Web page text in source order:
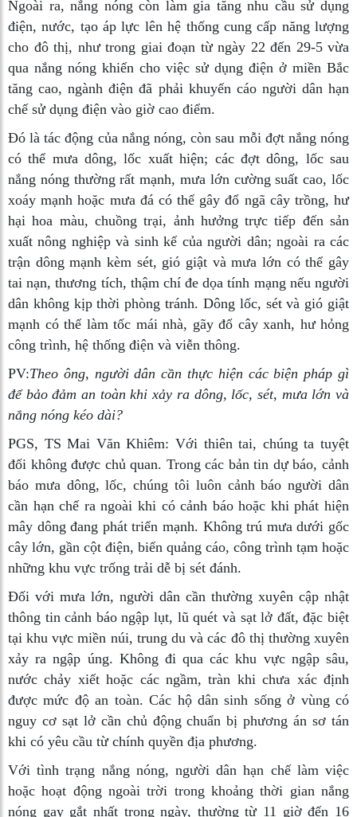
Ngoài ra, nắng nóng còn làm gia tăng nhu cầu sử dụng
điện, nước, tạo áp lực lên hệ thống cung cấp năng lượng
cho đô thị, như trong giai đoạn từ ngày 22 đến 29-5 vừa
qua nắng nóng khiến cho việc sử dụng điện ở miền Bắc
tăng cao, ngành điện đã phải khuyến cáo người dân hạn
chế sử dụng điện vào giờ cao điểm.
Đó là tác động của nắng nóng, còn sau mỗi đợt nắng nóng
có thể mưa dông, lốc xuất hiện; các đợt dông, lốc sau
nắng nóng thường rất mạnh, mưa lớn cường suất cao, lốc
xoáy mạnh hoặc mưa đá có thể gây đổ ngã cây trồng, hư
hại hoa màu, chuồng trại, ảnh hưởng trực tiếp đến sản
xuất nông nghiệp và sinh kế của người dân; ngoài ra các
trận dông mạnh kèm sét, gió giật và mưa lớn có thể gây
tai nạn, thương tích, thậm chí đe dọa tính mạng nếu người
dân không kịp thời phòng tránh. Dông lốc, sét và gió giật
mạnh có thể làm tốc mái nhà, gãy đổ cây xanh, hư hỏng
công trình, hệ thống điện và viễn thông.
PV:Theo ông, người dân cần thực hiện các biện pháp gì
để bảo đảm an toàn khi xảy ra dông, lốc, sét, mưa lớn và
nắng nóng kéo dài?
PGS, TS Mai Văn Khiêm: Với thiên tai, chúng ta tuyệt
đối không được chủ quan. Trong các bản tin dự báo, cảnh
báo mưa dông, lốc, chúng tôi luôn cảnh báo người dân
cần hạn chế ra ngoài khi có cảnh báo hoặc khi phát hiện
mây dông đang phát triển mạnh. Không trú mưa dưới gốc
cây lớn, gần cột điện, biển quảng cáo, công trình tạm hoặc
những khu vực trống trải dễ bị sét đánh.
Đối với mưa lớn, người dân cần thường xuyên cập nhật
thông tin cảnh báo ngập lụt, lũ quét và sạt lở đất, đặc biệt
tại khu vực miền núi, trung du và các đô thị thường xuyên
xảy ra ngập úng. Không đi qua các khu vực ngập sâu,
nước chảy xiết hoặc các ngầm, tràn khi chưa xác định
được mức độ an toàn. Các hộ dân sinh sống ở vùng có
nguy cơ sạt lở cần chủ động chuẩn bị phương án sơ tán
khi có yêu cầu từ chính quyền địa phương.
Với tình trạng nắng nóng, người dân hạn chế làm việc
hoặc hoạt động ngoài trời trong khoảng thời gian nắng
nóng gay gắt nhất trong ngày, thường từ 11 giờ đến 16